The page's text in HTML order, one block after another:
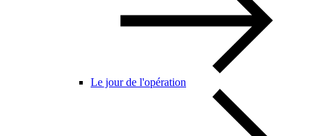
Le jour de l'opération